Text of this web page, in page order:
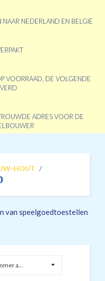
NAAR NEDERLAND EN BELGIE
VOORRAAD, DE VOLGENDE
ADRES VOOR DE
HOUT /
van speelgoedtoestellen
a...